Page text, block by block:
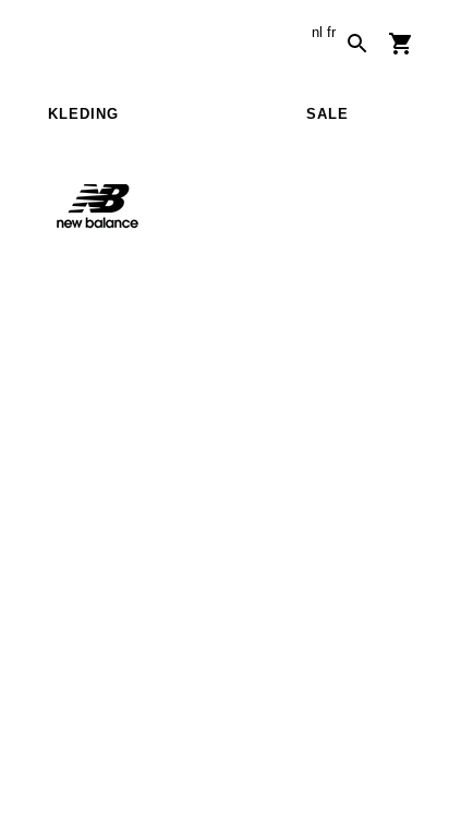
nl fr
KLEDING SALE